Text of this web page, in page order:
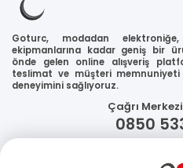
Goturc, modadan
ekipmanlarına kadar geniş bir
önde gelen online alışveriş
teslimat ve müşteri memnuniyeti
deneyimini sağlıyoruz.
Çağrı
0850